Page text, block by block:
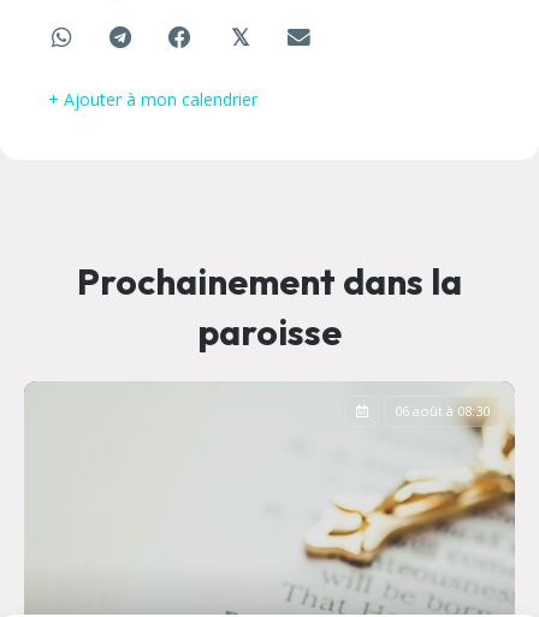
𝕏
+ Ajouter à mon calendrier
Prochainement dans la
paroisse
06 août à 08:30